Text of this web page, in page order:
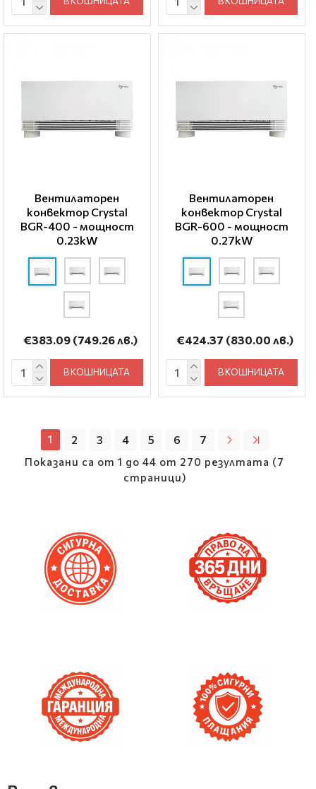
Вентилаторен
конвектор Crystal
BGR-400 - мощност
0.23kW
€383.09 (749.26 лв.)
В КОШНИЦАТА
Вентилаторен
конвектор Crystal
BGR-600 - мощност
0.27kW
€424.37 (830.00 лв.)
В КОШНИЦАТА
1 2 3 4 5 6 7
Показани са от 1 до 44 от 270 резултата (7
страници)